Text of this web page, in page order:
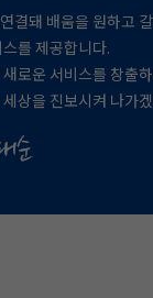
결돼 배움을 원하고
를 제공합니다.
로운 서비스를 창출
상을 진보시켜 나가